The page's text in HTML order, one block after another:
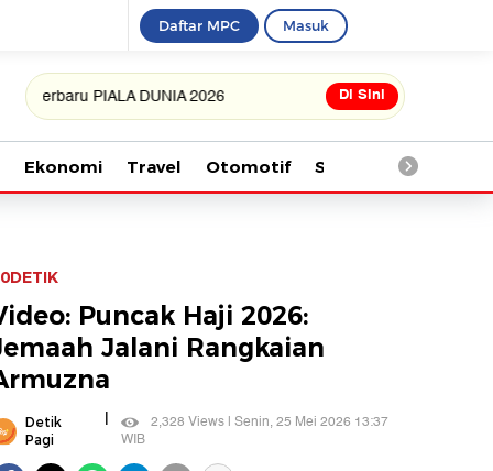
Daftar MPC Masuk
PIALA DUNIA 2026 Di Sini
Ekonomi Travel Otomotif Saintek
Puncak Haji 2026:
Jalani Rangkaian
Detik
Pagi
|
2,328 Views | Senin, 25 Mei 2026 13:37
WIB